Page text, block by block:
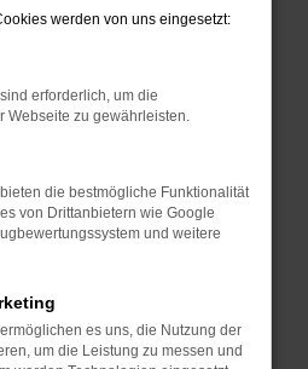
Seiten
die Seite in einem
in einem privaten
neu.
helfen, vorübergehende
dem neuesten Stand
birgt nicht nur ein
werden von uns eingesetzt:
erforderlich, um die
Webseite zu gewährleisten.
die bestmögliche Funktionalität
von Drittanbietern wie Google
und weitere
es uns, die Nutzung der
um die Leistung zu messen und